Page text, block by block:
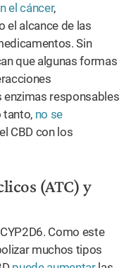
el cáncer,
el alcance de las
Sin
que algunas formas
responsables
tanto, no se
CBD con los
(ATC) y
Como este
muchos tipos